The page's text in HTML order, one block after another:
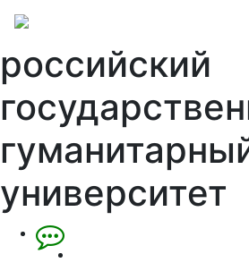
российский
университет